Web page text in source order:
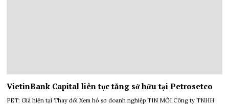
VietinBank Capital liên tục tăng sở hữu tại Petrosetco
PET: Giá hiện tại Thay đổi Xem hồ sơ doanh nghiệp TIN MỚI Công ty TNHH